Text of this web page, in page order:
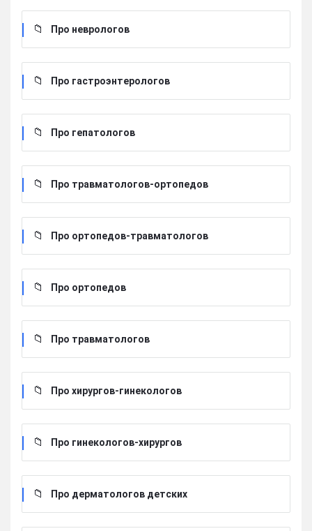
Про неврологов
Про гастроэнтерологов
Про гепатологов
Про травматологов-ортопедов
Про ортопедов-травматологов
Про ортопедов
Про травматологов
Про хирургов-гинекологов
Про гинекологов-хирургов
Про дерматологов детских